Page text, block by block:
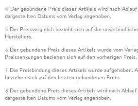
4 Der gebundene Preis dieses Artikels wird nach
dargestellten Datums vom Verlag angehoben.
5 Der Preisvergleich bezieht sich auf die
Herstellers.
6 Der gebundene Preis dieses Artikels wurde vom
Preissenkungen beziehen sich auf den vorherigen Preis.
7 Die Preisbindung dieses Artikels wurde aufgehoben.
beziehen sich auf den letzten gebundenen Preis.
8 Der gebundene Preis dieses Artikels wird nach
dargestellten Datums vom Verlag angehoben.